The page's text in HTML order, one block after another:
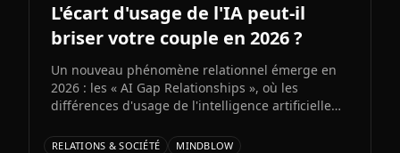
L'écart d'usage de l'IA peut-il
briser votre couple en 2026 ?
Un nouveau phénomène relationnel émerge en
2026 : les « AI Gap Relationships », où les
différences d'usage de l'intelligence artificielle
productivité, l'intimité et la compatibilité.
RELATIONS & SOCIÉTÉ MINDBLOW